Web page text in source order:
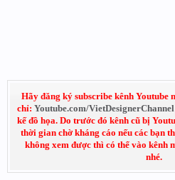
Hãy đăng ký subscribe kênh Youtube
chỉ: Youtube.com/VietDesignerChannel
kế đồ họa. Do trước đó kênh cũ bị
thời gian chờ kháng cáo nếu các bạn
không xem được thì có thể vào kênh
nhé.